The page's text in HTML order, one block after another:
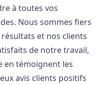
à toutes vos
Nous sommes fiers
et nos clients
de notre travail,
en témoignent les
avis clients positifs